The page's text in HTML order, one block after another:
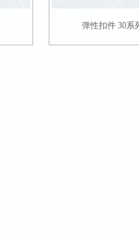
弹性扣件 30系